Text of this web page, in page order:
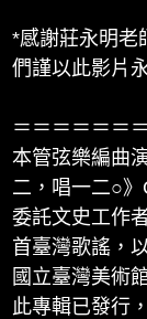
*感謝莊永明老
們謹以此影片
＝＝＝＝＝＝
本管弦樂編曲
二，唱一二○
委託文史工作
首臺灣歌謠，
國立臺灣美術
此專輯已發行